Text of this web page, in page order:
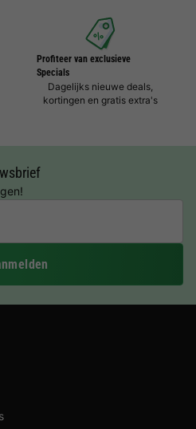
Profiteer van exclusieve
Specials
Dagelijks nieuwe deals,
kortingen en gratis extra's